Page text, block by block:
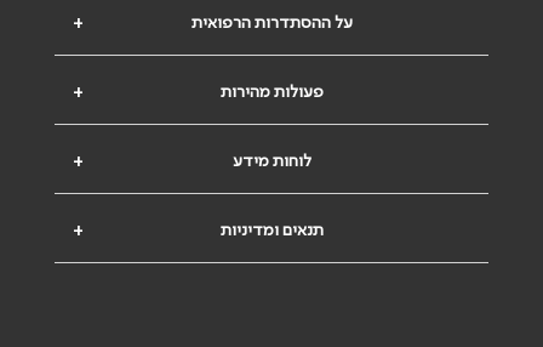
+ על ההסתדרות הרפואית
+ פעולות מהירות
+ לוחות מידע
+ תנאים ומדיניות